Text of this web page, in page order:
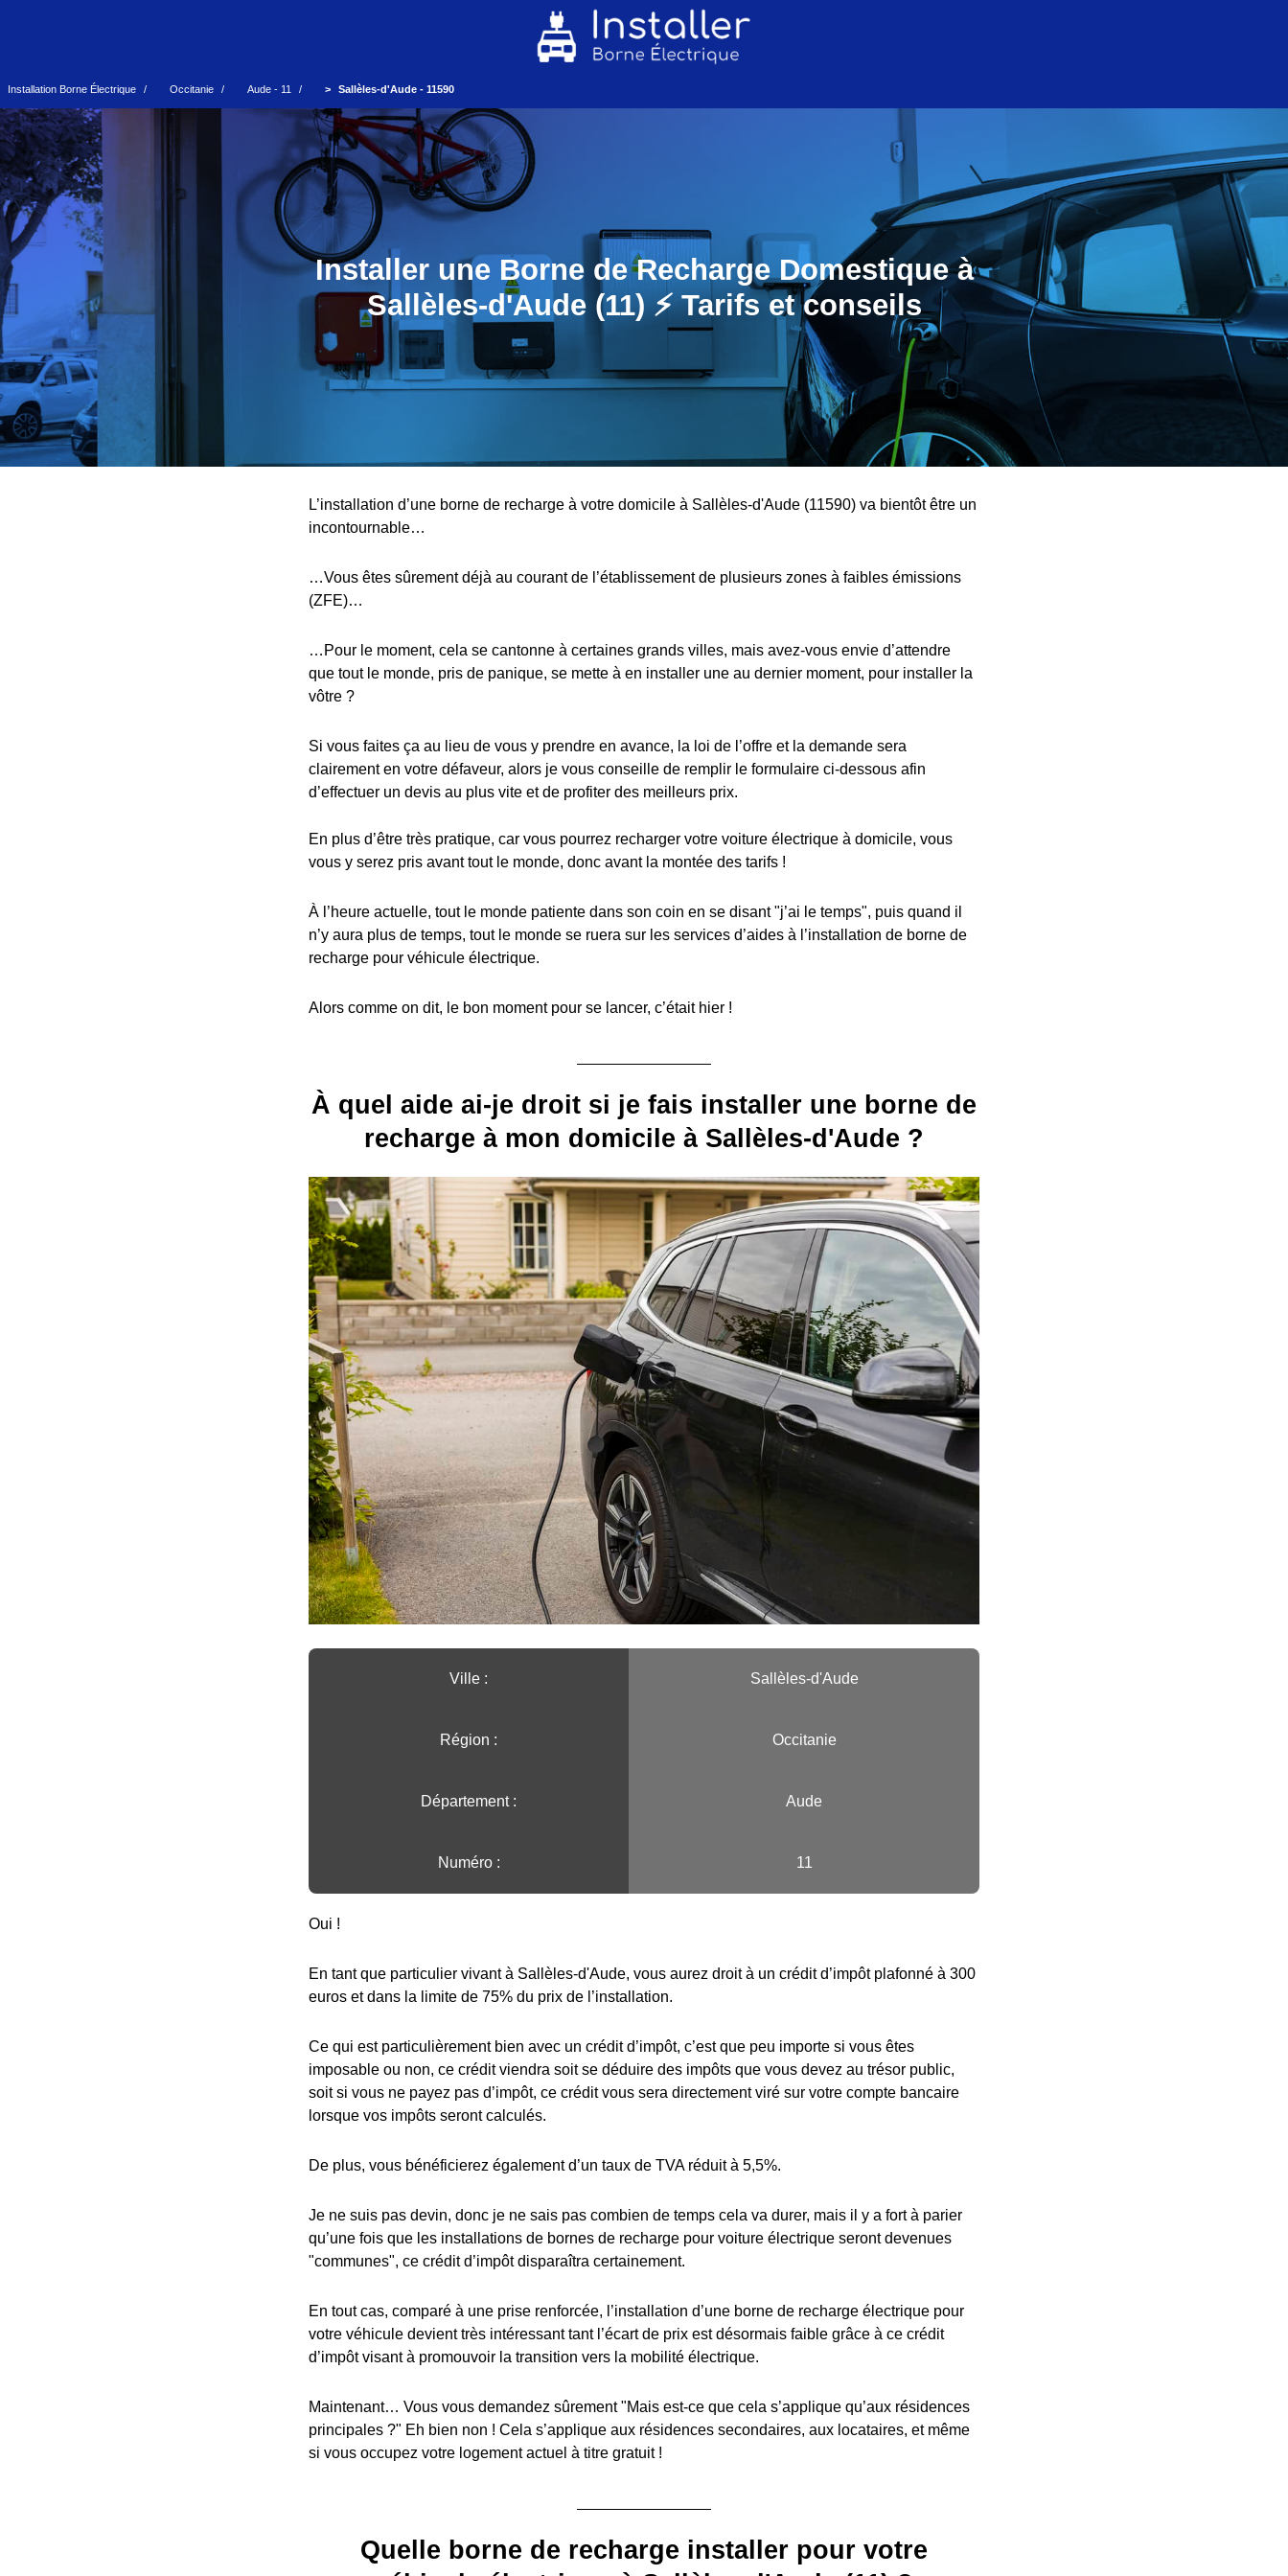
Installation Borne Électrique Occitanie Aude - 11 Sallèles-d'Aude - 11590
Installer une Borne de Recharge Domestique à
Sallèles-d'Aude (11) ⚡️ Tarifs et conseils
L’installation d’une borne de recharge à votre domicile à Sallèles-d'Aude (11590) va bientôt être un
incontournable…
…Vous êtes sûrement déjà au courant de l’établissement de plusieurs zones à faibles émissions
(ZFE)…
…Pour le moment, cela se cantonne à certaines grands villes, mais avez-vous envie d’attendre
que tout le monde, pris de panique, se mette à en installer une au dernier moment, pour installer la
vôtre ?
Si vous faites ça au lieu de vous y prendre en avance, la loi de l’offre et la demande sera
clairement en votre défaveur, alors je vous conseille de remplir le formulaire ci-dessous afin
d’effectuer un devis au plus vite et de profiter des meilleurs prix.
En plus d’être très pratique, car vous pourrez recharger votre voiture électrique à domicile, vous
vous y serez pris avant tout le monde, donc avant la montée des tarifs !
À l’heure actuelle, tout le monde patiente dans son coin en se disant "j’ai le temps", puis quand il
n’y aura plus de temps, tout le monde se ruera sur les services d’aides à l’installation de borne de
recharge pour véhicule électrique.
Alors comme on dit, le bon moment pour se lancer, c’était hier !
À quel aide ai-je droit si je fais installer une borne de
recharge à mon domicile à Sallèles-d'Aude ?
Ville :️ Sallèles-d'Aude
Région :️ Occitanie
Département : Aude
Numéro : 11
Oui !
En tant que particulier vivant à Sallèles-d'Aude, vous aurez droit à un crédit d’impôt plafonné à 300
euros et dans la limite de 75% du prix de l’installation.
Ce qui est particulièrement bien avec un crédit d’impôt, c’est que peu importe si vous êtes
imposable ou non, ce crédit viendra soit se déduire des impôts que vous devez au trésor public,
soit si vous ne payez pas d’impôt, ce crédit vous sera directement viré sur votre compte bancaire
lorsque vos impôts seront calculés.
De plus, vous bénéficierez également d’un taux de TVA réduit à 5,5%.
Je ne suis pas devin, donc je ne sais pas combien de temps cela va durer, mais il y a fort à parier
qu’une fois que les installations de bornes de recharge pour voiture électrique seront devenues
"communes", ce crédit d’impôt disparaîtra certainement.
En tout cas, comparé à une prise renforcée, l’installation d’une borne de recharge électrique pour
votre véhicule devient très intéressant tant l’écart de prix est désormais faible grâce à ce crédit
d’impôt visant à promouvoir la transition vers la mobilité électrique.
Maintenant… Vous vous demandez sûrement "Mais est-ce que cela s’applique qu’aux résidences
principales ?" Eh bien non ! Cela s’applique aux résidences secondaires, aux locataires, et même
si vous occupez votre logement actuel à titre gratuit !
Quelle borne de recharge installer pour votre